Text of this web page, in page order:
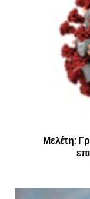
Μελέτη: